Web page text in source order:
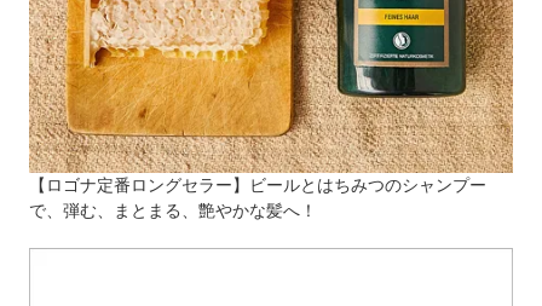
【ロゴナ定番ロングセラー】ビールとはちみつのシャンプー
で、弾む、まとまる、艶やかな髪へ！